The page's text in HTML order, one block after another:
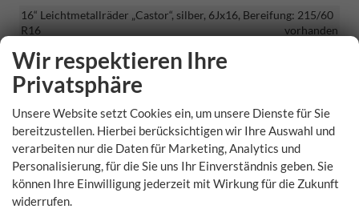
16“ Leichtmetallräder „Castor“, silber, 6Jx16, Bereifung: 215/60
R16
vorhanden
LED-Scheinwerfer
Nebelscheinwerfer vorne
TOP LED-Rückleuchten mit dynamischem Blinklicht
vorhanden
Tempomat mit Geschwindigkeitsbegrenzer
vorhanden
Zentralverriegelung mit Fernbedienung, 2 Klappschlüssel +
Startknopf
vorhanden
Licht- und Regensensor
Wir respektieren Ihre
Privatsphäre
Unsere Website setzt Cookies ein, um unsere Dienste für Sie
bereitzustellen. Hierbei berücksichtigen wir Ihre Auswahl und
verarbeiten nur die Daten für Marketing, Analytics und
Personalisierung, für die Sie uns Ihr Einverständnis geben. Sie
können Ihre Einwilligung jederzeit mit Wirkung für die Zukunft
widerrufen.